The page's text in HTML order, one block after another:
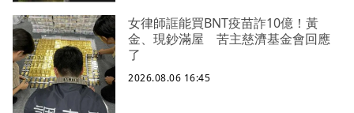
女律師誆能買BNT疫苗詐10億！黃
金、現鈔滿屋 苦主慈濟基金會回應
了
2026.08.06 16:45